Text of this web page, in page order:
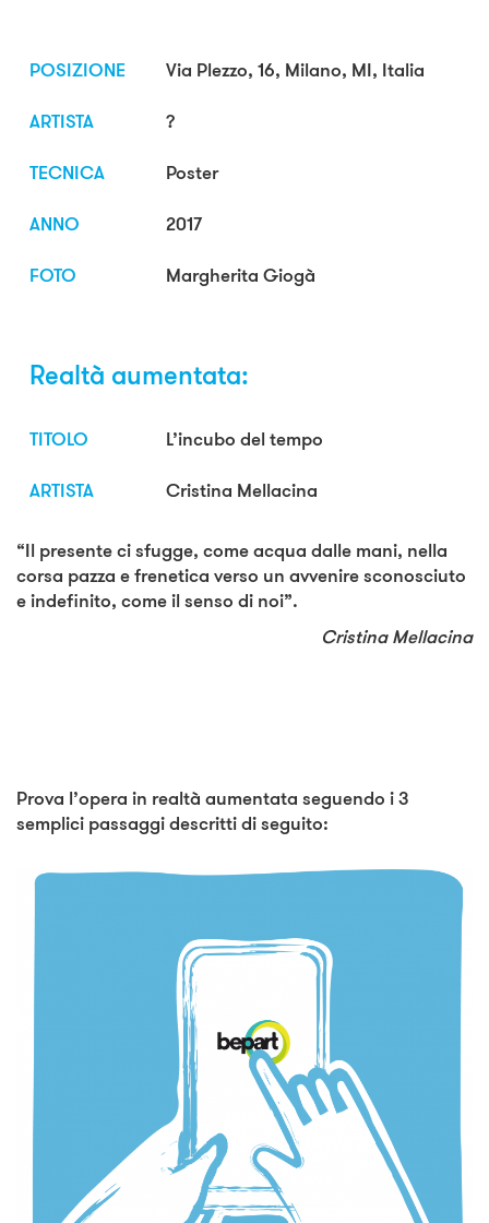
POSIZIONE
Via Plezzo, 16, Milano, MI, Italia
ARTISTA
?
TECNICA
Poster
ANNO
2017
FOTO
Margherita Giogà
Realtà aumentata:
TITOLO
L’incubo del tempo
ARTISTA
Cristina Mellacina
“Il presente ci sfugge, come acqua dalle mani, nella
corsa pazza e frenetica verso un avvenire sconosciuto
e indefinito, come il senso di noi”.
Cristina Mellacina
Prova l’opera in realtà aumentata seguendo i 3
semplici passaggi descritti di seguito: